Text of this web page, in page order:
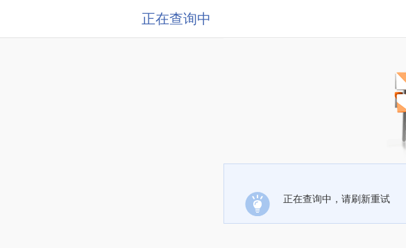
正在查询中
正在查询中，请刷新重试